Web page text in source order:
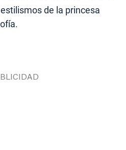
de la princesa